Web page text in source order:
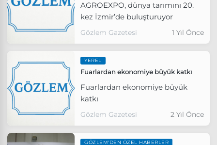
AGROEXPO, dünya tarımını 20.
kez İzmir’de buluşturuyor
Gözlem Gazetesi 1 Yıl Önce
YEREL
Fuarlardan ekonomiye büyük katkı
Fuarlardan ekonomiye büyük
katkı
Gözlem Gazetesi 2 Yıl Önce
GÖZLEM'DEN ÖZEL HABERLER